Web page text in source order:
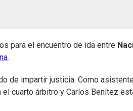
para el encuentro de ida entre
.
de impartir justicia. Como
cuarto árbitro y Carlos Benítez